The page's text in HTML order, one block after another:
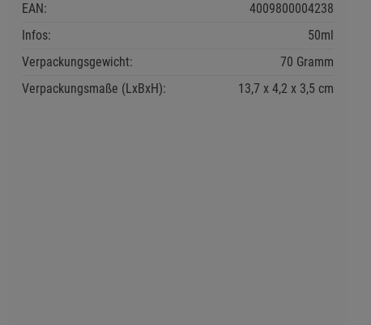
EAN:
4009800004238
Infos:
50ml
Verpackungsgewicht:
70 Gramm
Verpackungsmaße (LxBxH):
13,7 4,2 3,5 cm